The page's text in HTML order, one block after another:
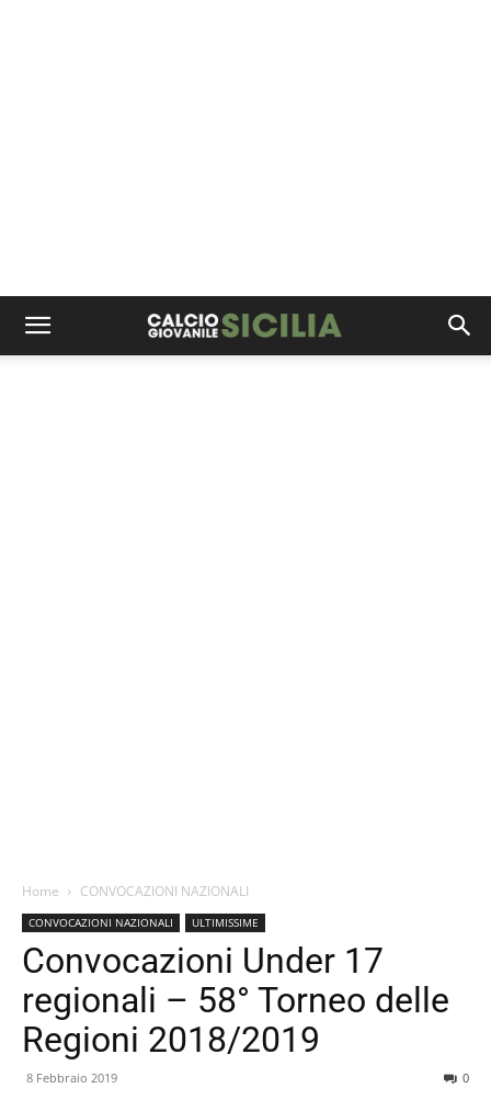
Home CONVOCAZIONI NAZIONALI
CONVOCAZIONI NAZIONALI ULTIMISSIME
Convocazioni Under 17
regionali – 58° Torneo delle
Regioni 2018/2019
8 Febbraio 2019 0